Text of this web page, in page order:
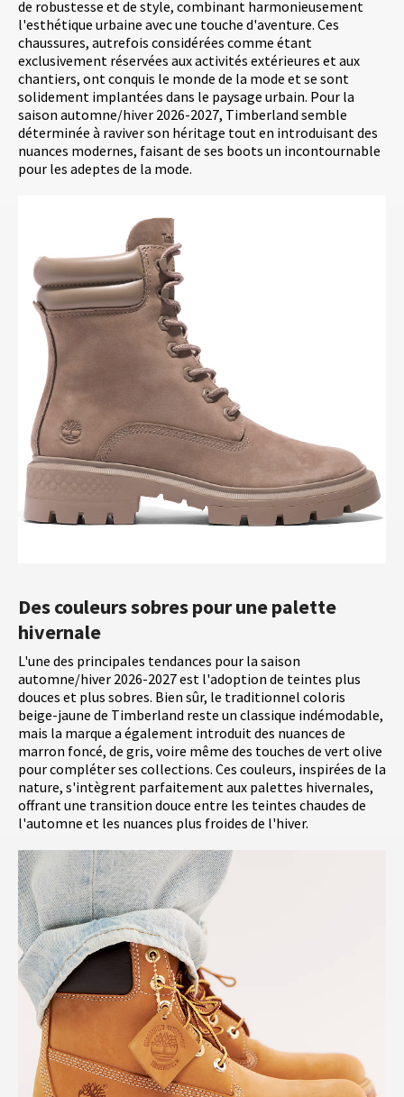
de robustesse et de style, combinant harmonieusement
l'esthétique urbaine avec une touche d'aventure. Ces
chaussures, autrefois considérées comme étant
exclusivement réservées aux activités extérieures et aux
chantiers, ont conquis le monde de la mode et se sont
solidement implantées dans le paysage urbain. Pour la
saison automne/hiver 2026-2027, Timberland semble
déterminée à raviver son héritage tout en introduisant des
nuances modernes, faisant de ses boots un incontournable
pour les adeptes de la mode.
Des couleurs sobres pour une palette
hivernale
L'une des principales tendances pour la saison
automne/hiver 2026-2027 est l'adoption de teintes plus
douces et plus sobres. Bien sûr, le traditionnel coloris
beige-jaune de Timberland reste un classique indémodable,
mais la marque a également introduit des nuances de
marron foncé, de gris, voire même des touches de vert olive
pour compléter ses collections. Ces couleurs, inspirées de la
nature, s'intègrent parfaitement aux palettes hivernales,
offrant une transition douce entre les teintes chaudes de
l'automne et les nuances plus froides de l'hiver.